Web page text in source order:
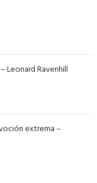
Leonard Ravenhill
extrema –